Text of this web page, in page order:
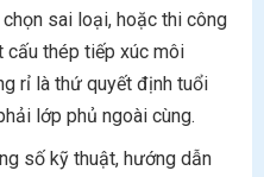
sai loại, hoặc thi công
cấu thép tiếp xúc môi
rỉ là thứ quyết định tuổi
lớp phủ ngoài cùng.
số kỹ thuật, hướng dẫn